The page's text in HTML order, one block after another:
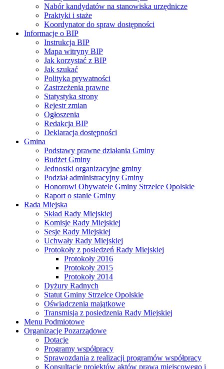
Nabór kandydatów na stanowiska urzędnicze
Praktyki i staże
Koordynator do spraw dostępności
Informacje o BIP
Instrukcja BIP
Mapa witryny BIP
Jak korzystać z BIP
Jak szukać
Polityka prywatności
Zastrzeżenia prawne
Statystyka strony
Rejestr zmian
Ogłoszenia
Redakcja BIP
Deklaracja dostępności
Gmina
Podstawy prawne działania Gminy
Budżet Gminy
Jednostki organizacyjne gminy
Podział administracyjny Gminy
Honorowi Obywatele Gminy Strzelce Opolskie
Raport o stanie Gminy
Rada Miejska
Skład Rady Miejskiej
Komisje Rady Miejskiej
Sesje Rady Miejskiej
Uchwały Rady Miejskiej
Protokoły z posiedzeń Rady Miejskiej
Protokoły 2016
Protokoły 2015
Protokoły 2014
Dyżury Radnych
Statut Gminy Strzelce Opolskie
Oświadczenia majątkowe
Transmisja z posiedzenia Rady Miejskiej
Menu Podmiotowe
Organizacje Pozarządowe
Dotacje
Programy współpracy
Sprawozdania z realizacji programów współpracy
Konsultacje projektów aktów prawa miejscowego i